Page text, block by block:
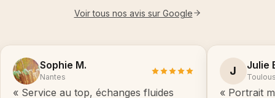
Voir tous nos avis sur Google
Sophie M.
Nantes
« Service au top, échanges fluides
J Julie
« Portrait